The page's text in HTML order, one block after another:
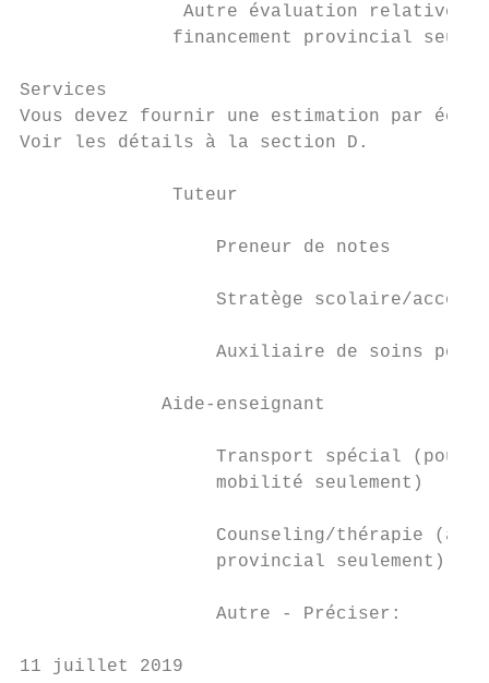
Autre évaluation relative
financement provincial
Services
Vous devez fournir une estimation par écrit
Voir les détails à la section D.
Tuteur
Preneur de notes
Stratège scolaire/
Auxiliaire de soins
Aide-enseignant
Transport spécial (pour
                  mobilité seulement)
Counseling/thérapie
                  provincial seulement)
Autre - Préciser:
11 juillet 2019